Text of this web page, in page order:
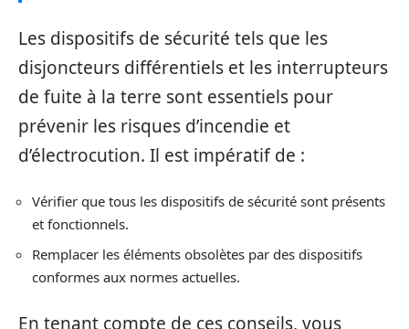
Les dispositifs de sécurité tels que les
disjoncteurs différentiels et les interrupteurs
de fuite à la terre sont essentiels pour
prévenir les risques d’incendie et
d’électrocution. Il est impératif de :
Vérifier que tous les dispositifs de sécurité sont présents
et fonctionnels.
Remplacer les éléments obsolètes par des dispositifs
conformes aux normes actuelles.
En tenant compte de ces conseils, vous